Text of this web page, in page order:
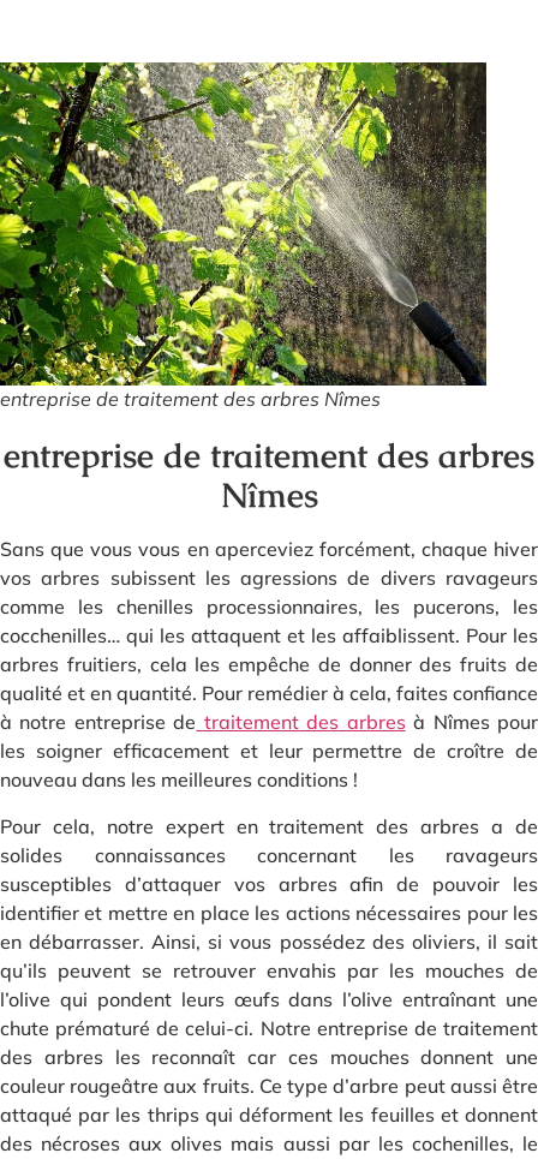
entreprise de traitement des arbres Nîmes
entreprise de traitement des arbres
Nîmes
Sans que vous vous en aperceviez forcément, chaque hiver
vos arbres subissent les agressions de divers ravageurs
comme les chenilles processionnaires, les pucerons, les
cocchenilles… qui les attaquent et les affaiblissent. Pour les
arbres fruitiers, cela les empêche de donner des fruits de
qualité et en quantité. Pour remédier à cela, faites confiance
à notre entreprise de traitement des arbresà Nîmes pour
les soigner efficacement et leur permettre de croître de
nouveau dans les meilleures conditions !
Pour cela, notre expert en traitement des arbres a de
solides connaissances concernant les ravageurs
susceptibles d’attaquer vos arbres afin de pouvoir les
identifier et mettre en place les actions nécessaires pour les
en débarrasser. Ainsi, si vous possédez des oliviers, il sait
qu’ils peuvent se retrouver envahis par les mouches de
l’olive qui pondent leurs œufs dans l’olive entraînant une
chute prématuré de celui-ci. Notre entreprise de traitement
des arbres les reconnaît car ces mouches donnent une
couleur rougeâtre aux fruits. Ce type d’arbre peut aussi être
attaqué par les thrips qui déforment les feuilles et donnent
des nécroses aux olives mais aussi par les cochenilles, le